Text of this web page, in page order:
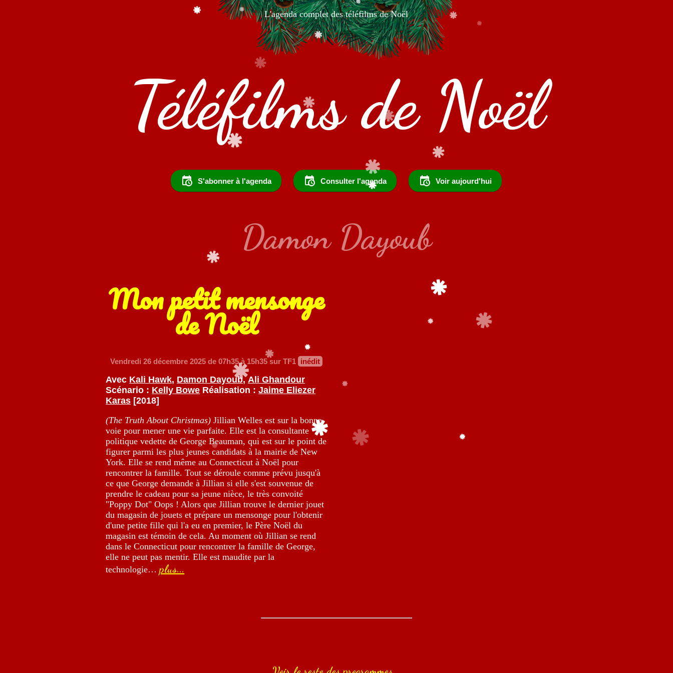
L'agenda complet des téléfilms de Noël
Téléfilms de Noël
S'abonner à l'agenda Consulter l'agenda Voir aujourd'hui
Damon Dayoub
Mon petit mensonge
de Noël
Vendredi 26 décembre 2025de 07h35 à 15h35 sur TF1 inédit
Avec Kali Hawk, Damon Dayoub,Ali Ghandour
Scénario : Kelly Bowe Réalisation :Jaime Eliezer
Karas [2018]
(The Truth About Christmas) Jillian Welles est sur la bonne
voie pour mener une vie parfaite. Elle est la consultante
politique vedette de George Beauman, qui est sur le point de
figurer parmi les plus jeunes candidats à la mairie de New
York. Elle se rend même au Connecticut à Noël pour
rencontrer la famille. Tout se déroule comme prévu jusqu'à
ce que George demande à Jillian si elle s'est souvenue de
prendre le cadeau pour sa jeune nièce, le très convoité
"Poppy Dot" Oops ! Alors que Jillian trouve le dernier jouet
du magasin de jouets et prépare un mensonge pour l'obtenir
d'une petite fille qui l'a eu en premier, le Père Noël du
magasin est témoin de cela. Au moment où Jillian se rend
dans le Connecticut pour rencontrer la famille de George,
elle ne peut pas mentir. Elle est maudite par la
technologie…plus...